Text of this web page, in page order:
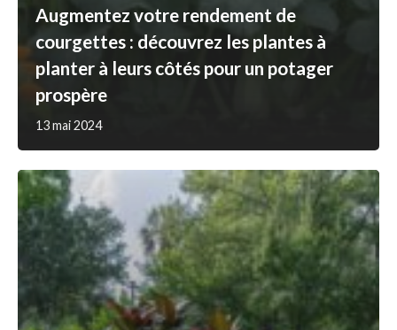
Augmentez votre rendement de
courgettes : découvrez les plantes à
planter à leurs côtés pour un potager
prospère
13 mai 2024